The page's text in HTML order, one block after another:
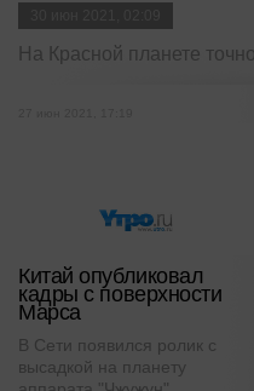
На Красной планете
Китай опубликовал
кадры с поверхности
Марса
В Сети появился ролик с
высадкой на планету